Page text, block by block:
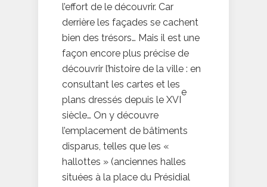
l’effort de le découvrir. Car
derrière les façades se cachent
bien des trésors… Mais il est une
façon encore plus précise de
découvrir l’histoire de la ville : en
consultant les cartes et les
plans dressés depuis le XVI
e
siècle… On y découvre
l’emplacement de bâtiments
disparus, telles que les «
hallottes » (anciennes halles
situées à la place du Présidial